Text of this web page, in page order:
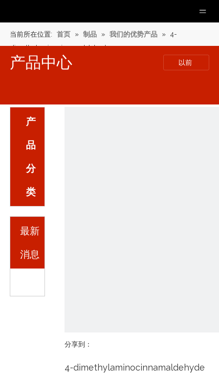
当前所在位置: 首页 » 制品 » 我们的优势产品 » 4-
dimethylaminocinnamaldehyde
产品中心 以前
产
品
分
类
最新
消息
分享到：
4-dimethylaminocinnamaldehyde